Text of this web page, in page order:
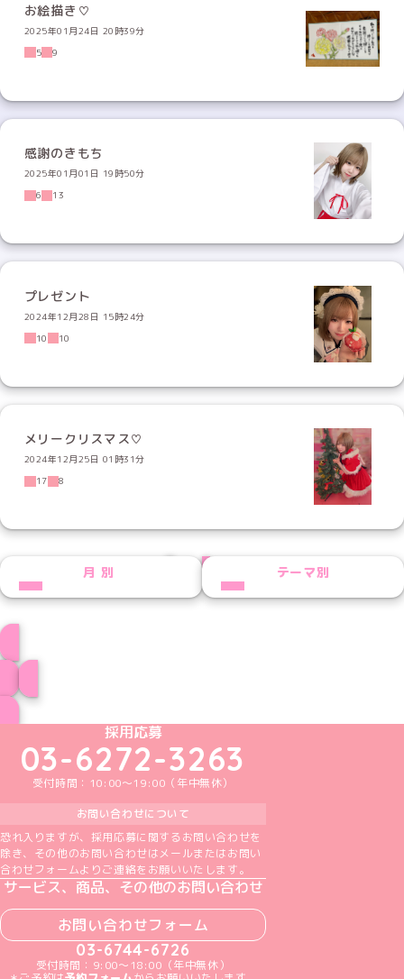
お絵描き♡
2025年01月24日 20時39分
5
9
感謝のきもち
2025年01月01日 19時50分
6
13
プレゼント
2024年12月28日 15時24分
10
10
メリークリスマス♡
2024年12月25日 01時31分
17
8
PREVNEXT
月別 テーマ別
めいどりーみんTikTok公式アカウント
めいどりーみんX公式アカウント
めいどりーみんInstagram公式アカウント
めいどりーみんFacebook公式アカウン
めいどりーみんYouTube公式アカ
採用応募
03-6272-3263
受付時間：10:00～19:00（年中無休）
お問い合わせについて
恐れ入りますが、採用応募に関するお問い合わせを
除き、その他のお問い合わせはメールまたはお問い
合わせフォームよりご連絡をお願いいたします。
サービス、商品、その他のお問い合わせ
お問い合わせフォーム
03-6744-6726
受付時間：9:00～18:00（年中無休）